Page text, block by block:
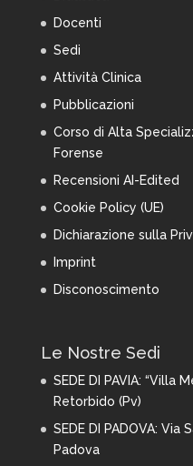
Docenti
Sedi
Attività Clinica
Pubblicazioni
Corso di Alta
Forense
Recensioni AI-Edited
Cookie Policy (UE)
Dichiarazione sulla
Imprint
Disconoscimento
Le Nostre Sedi
SEDE DI PAVIA: “Villa
Retorbido (Pv)
SEDE DI PADOVA: Via
Padova